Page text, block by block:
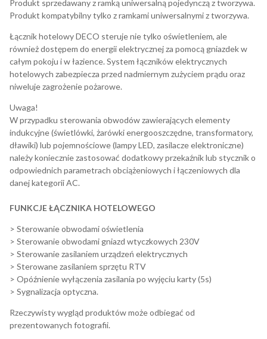
Produkt sprzedawany z ramką uniwersalną pojedynczą z tworzywa.
Produkt kompatybilny tylko z ramkami uniwersalnymi z tworzywa.
Łącznik hotelowy DECO steruje nie tylko oświetleniem, ale
również dostępem do energii elektrycznej za pomocą gniazdek w
całym pokoju i w łazience. System łączników elektrycznych
hotelowych zabezpiecza przed nadmiernym zużyciem prądu oraz
niweluje zagrożenie pożarowe.
Uwaga!
W przypadku sterowania obwodów zawierających elementy
indukcyjne (świetlówki, żarówki energooszczędne, transformatory,
dławiki) lub pojemnościowe (lampy LED, zasilacze elektroniczne)
należy koniecznie zastosować dodatkowy przekaźnik lub stycznik o
odpowiednich parametrach obciążeniowych i łączeniowych dla
danej kategorii AC.
FUNKCJE ŁĄCZNIKA HOTELOWEGO
> Sterowanie obwodami oświetlenia
> Sterowanie obwodami gniazd wtyczkowych 230V
> Sterowanie zasilaniem urządzeń elektrycznych
> Sterowane zasilaniem sprzętu RTV
> Opóźnienie wyłączenia zasilania po wyjęciu karty (5s)
> Sygnalizacja optyczna.
Rzeczywisty wygląd produktów może odbiegać od
prezentowanych fotografii.